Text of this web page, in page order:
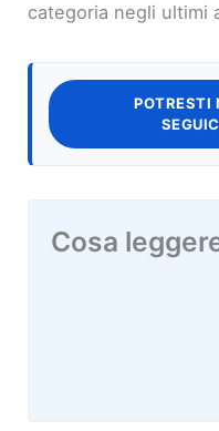
categoria negli ultimi
POTRESTI
Cosa